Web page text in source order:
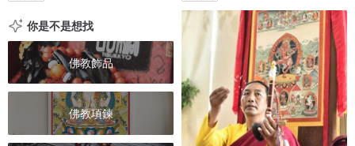
你是不是想找
佛教飾品
佛教項鍊